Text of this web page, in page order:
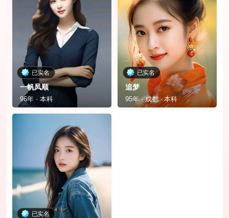
已实名
一帆凤顺
96年 · 本科
已实名
追梦
95年 · 成都 · 本科
已实名